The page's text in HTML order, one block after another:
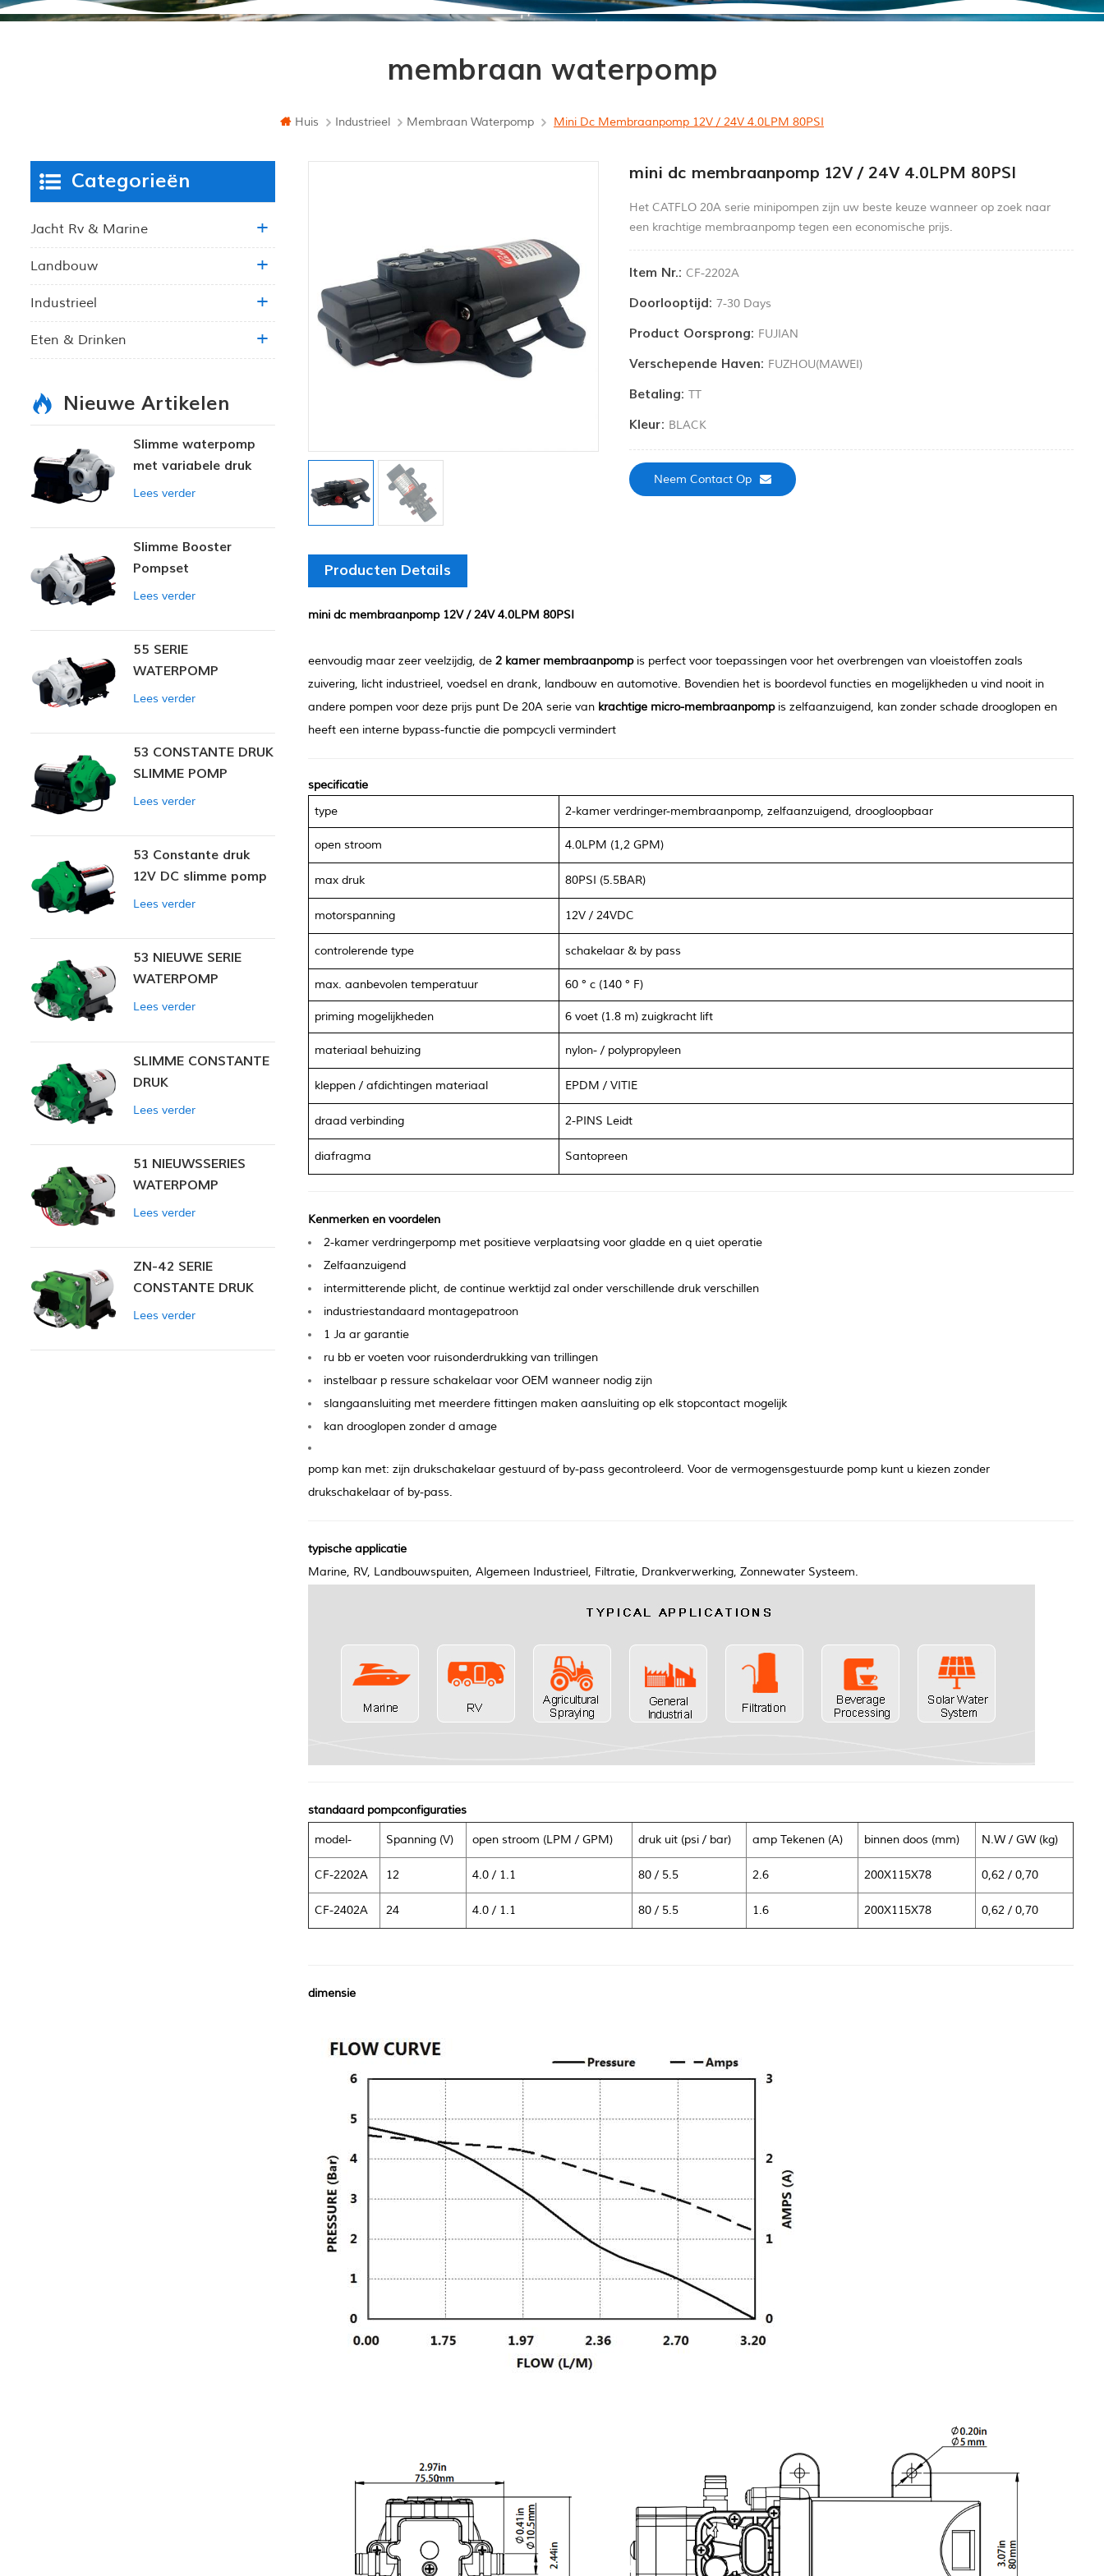
membraan waterpomp
Huis Industrieel Membraan Waterpomp Mini Dc Membraanpomp 12V / 24V 4.0LPM 80PSI
mini dc membraanpomp 12V / 24V 4.0LPM 80PSI
Het CATFLO 20A serie minipompen zijn uw beste keuze wanneer op zoek naar
een krachtige membraanpomp tegen een economische prijs.
Item Nr.: CF-2202A
Doorlooptijd: 7-30 Days
Product Oorsprong: FUJIAN
Verschepende Haven: FUZHOU(MAWEI)
Betaling: TT
Kleur: BLACK
Neem Contact Op
Producten Details
mini dc membraanpomp 12V / 24V 4.0LPM 80PSI
eenvoudig maar zeer veelzijdig, de2 kamer membraanpompis perfect voor toepassingen voor het overbrengen van vloeistoffen zoals
zuivering, licht industrieel, voedsel en drank, landbouw en automotive. Bovendien het is boordevol functies en mogelijkheden u vind nooit in
andere pompen voor deze prijs punt De 20A serie vankrachtige micro-membraanpompis zelfaanzuigend, kan zonder schade drooglopen en
heeft een interne bypass-functie die pompcycli vermindert
specificatie
type
2-kamer verdringer-membraanpomp, zelfaanzuigend, droogloopbaar
open stroom 4.0LPM (1,2 GPM)
max druk 80PSI (5.5BAR)
motorspanning 12V / 24VDC
controlerende type schakelaar & by pass
max. aanbevolen temperatuur 60 ° c (140 ° F)
priming mogelijkheden 6 voet (1.8 m) zuigkracht lift
materiaal behuizing nylon-/ polypropyleen
kleppen/ afdichtingen materiaal EPDM / VITIE
draad verbinding 2-PINS Leidt
diafragma Santopreen
Kenmerken en voordelen
2-kamer verdringerpomp met positieve verplaatsing voor gladde en quiet operatie
Zelfaanzuigend
intermitterende plicht, de continue werktijd zal onder verschillende druk verschillen
industriestandaard montagepatroon
1 Ja ar garantie
rubber voeten voor ruisonderdrukking van trillingen
instelbaar pressure schakelaar voor OEM wanneer nodig zijn
slangaansluiting met meerdere fittingen maken aansluiting op elk stopcontact mogelijk
kan drooglopen zonder damage
pomp kan met: zijn drukschakelaar gestuurd of by-pass gecontroleerd. Voor de vermogensgestuurde pomp kunt u kiezen zonder
drukschakelaar of by-pass.
typische applicatie
Marine, RV, Landbouwspuiten, Algemeen Industrieel, Filtratie, Drankverwerking, Zonnewater Systeem.
standaard pompconfiguraties
model- Spanning (V) open stroom (LPM / GPM) druk uit (psi / bar) amp Tekenen (A) binnen doos (mm) N.W / GW (kg)
CF-2202A 12 4.0 / 1.1 80 / 5.5 2.6 200X115X78 0,62 / 0,70
CF-2402A 24 4.0 / 1.1 80 / 5.5 1.6 200X115X78 0,62 / 0,70
dimensie
Categorieën
Jacht Rv & Marine
Landbouw
Industrieel
Eten & Drinken
Nieuwe Artikelen
Slimme waterpomp
met variabele druk
Lees verder
Slimme Booster
Pompset
Lees verder
55 SERIE
WATERPOMP
Lees verder
53 CONSTANTE DRUK
SLIMME POMP
Lees verder
53 Constante druk
12V DC slimme pomp
Lees verder
53 NIEUWE SERIE
WATERPOMP
Lees verder
SLIMME CONSTANTE
DRUK
MEMBRAANPOMP
Lees verder
51 NIEUWSSERIES
WATERPOMP
Lees verder
ZN-42 SERIE
CONSTANTE DRUK
SLIMME POMP
Lees verder